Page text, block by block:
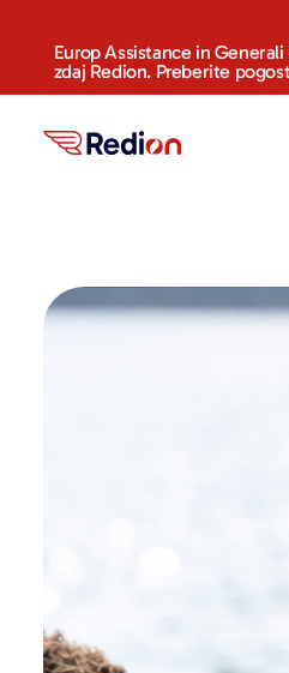
Europ Assistance in
zdaj Redion. Preberite